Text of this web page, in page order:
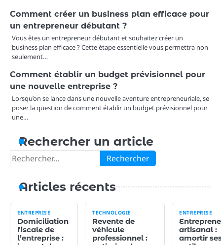
Comment créer un business plan efficace pour
un entrepreneur débutant ?
Vous êtes un entrepreneur débutant et souhaitez créer un
business plan efficace ? Cette étape essentielle vous permettra non
seulement…
Comment établir un budget prévisionnel pour
une nouvelle entreprise ?
Lorsqu’on se lance dans une nouvelle aventure entrepreneuriale, se
poser la question de comment établir un budget prévisionnel pour
une…
Rechercher un article
Rechercher :
Articles récents
ENTREPRISE
Domiciliation
fiscale de
l’entreprise :
TECHNOLOGIE
Revente de
véhicule
professionnel :
ENTREPRISE
artisanal :
amortir